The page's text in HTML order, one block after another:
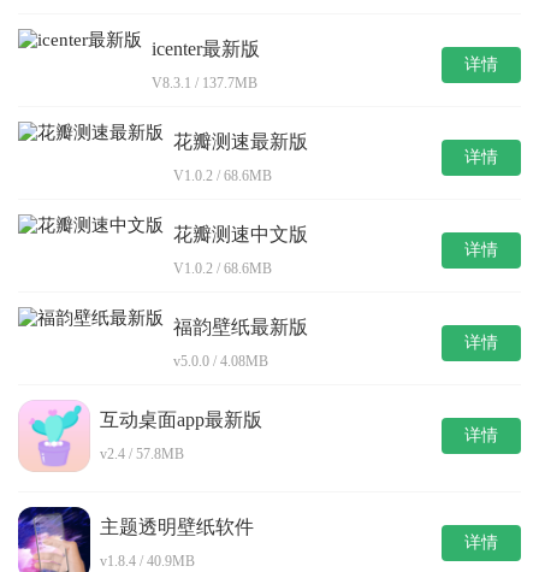
icenter最新版
V8.3.1 / 137.7MB
详情
花瓣测速最新版
V1.0.2 / 68.6MB
详情
花瓣测速中文版
V1.0.2 / 68.6MB
详情
福韵壁纸最新版
v5.0.0 / 4.08MB
详情
互动桌面app最新版
v2.4 / 57.8MB
详情
主题透明壁纸软件
v1.8.4 / 40.9MB
详情